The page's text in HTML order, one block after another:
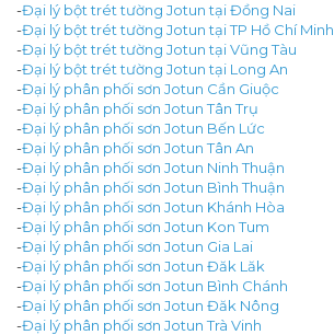
-Đại lý bột trét tường Jotun tại Đồng Nai
-Đại lý bột trét tường Jotun tại TP Hồ Chí Minh
-Đại lý bột trét tường Jotun tại Vũng Tàu
-Đại lý bột trét tường Jotun tại Long An
-Đại lý phân phối sơn Jotun Cần Giuộc
-Đại lý phân phối sơn Jotun Tân Trụ
-Đại lý phân phối sơn Jotun Bến Lức
-Đại lý phân phối sơn Jotun Tân An
-Đại lý phân phối sơn Jotun Ninh Thuận
-Đại lý phân phối sơn Jotun Bình Thuận
-Đại lý phân phối sơn Jotun Khánh Hòa
-Đại lý phân phối sơn Jotun Kon Tum
-Đại lý phân phối sơn Jotun Gia Lai
-Đại lý phân phối sơn Jotun Đăk Lăk
-Đại lý phân phối sơn Jotun Bình Chánh
-Đại lý phân phối sơn Jotun Đăk Nông
-Đại lý phân phối sơn Jotun Trà Vinh